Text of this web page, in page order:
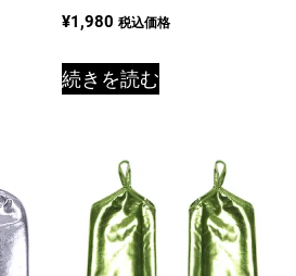
¥1,980 税込価格
続きを読む